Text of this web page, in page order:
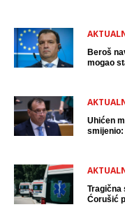
Beroš
mogao
Uhićen
smijenio:
Tragična
Ćorušić